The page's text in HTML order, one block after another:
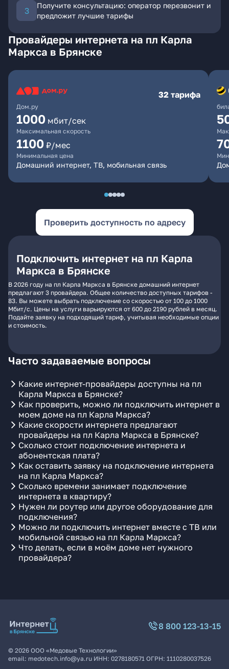
Получите консультацию: оператор перезвонит и
предложит лучшие тарифы
Провайдеры интернета на пл Карла
Маркса в Брянске
Дом.ру
32 тарифа
1000 мбит/сек
Максимальная скорость
1100 ₽/мес
Минимальная цена
Домашний интернет, ТВ, мобильная связь
Проверить доступность по адресу
Подключить интернет на пл Карла
Маркса в Брянске
В 2026 году на пл Карла Маркса в Брянске домашний интернет
предлагают 3 провайдера. Общее количество доступных тарифов -
83. Вы можете выбрать подключение со скоростью от 100 до 1000
Мбит/с. Цены на услуги варьируются от 600 до 2190 рублей в месяц.
Подайте заявку на подходящий тариф, учитывая необходимые опции
и стоимость.
Часто задаваемые вопросы
Какие интернет-провайдеры доступны на пл
Карла Маркса в Брянске?
Как проверить, можно ли подключить интернет в
моем доме на пл Карла Маркса?
Какие скорости интернета предлагают
провайдеры на пл Карла Маркса в Брянске?
Сколько стоит подключение интернета и
абонентская плата?
Как оставить заявку на подключение интернета
на пл Карла Маркса?
Сколько времени занимает подключение
интернета в квартиру?
Нужен ли роутер или другое оборудование для
подключения?
Можно ли подключить интернет вместе с ТВ или
мобильной связью на пл Карла Маркса?
Что делать, если в моём доме нет нужного
провайдера?
8 800 123-13-15
© 2026 ООО «Медовые Технологии»
email: medotech.info@ya.ru ИНН: 0278180571 ОГРН: 1110280037526